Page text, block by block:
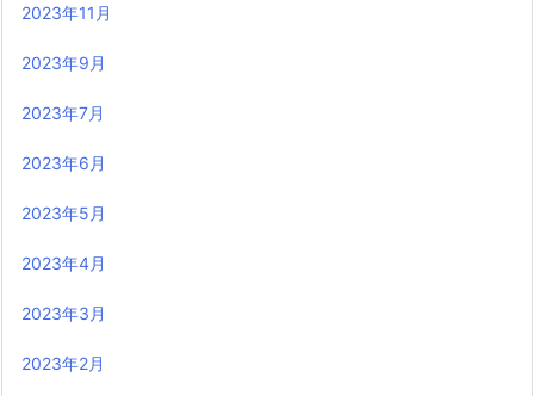
2023年11月
2023年9月
2023年7月
2023年6月
2023年5月
2023年4月
2023年3月
2023年2月